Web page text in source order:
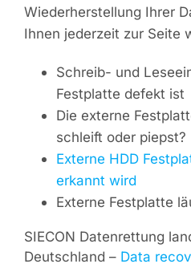
Wiederherstellung Ihrer
Ihnen jederzeit zur Seite
Schreib- und
Festplatte defekt ist
Die externe
schleift oder piepst?
Externe HDD
erkannt wird
Externe Festplatte
SIECON Datenrettung
Deutschland – Data